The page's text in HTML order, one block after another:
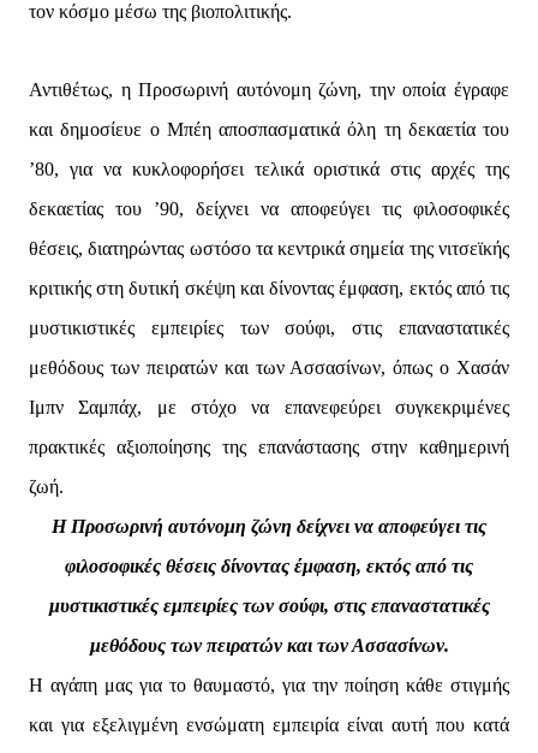
τον κόσμο μέσω της βιοπολιτικής.
Αντιθέτως, η Προσωρινή αυτόνομη ζώνη, την οποία έγραφε
και δημοσίευε ο Μπέη αποσπασματικά όλη τη δεκαετία του
’80, για να κυκλοφορήσει τελικά οριστικά στις αρχές της
δεκαετίας του ’90, δείχνει να αποφεύγει τις φιλοσοφικές
θέσεις, διατηρώντας ωστόσο τα κεντρικά σημεία της νιτσεϊκής
κριτικής στη δυτική σκέψη και δίνοντας έμφαση, εκτός από τις
μυστικιστικές εμπειρίες των σούφι, στις επαναστατικές
μεθόδους των πειρατών και των Ασσασίνων, όπως ο Χασάν
Ιμπν Σαμπάχ, με στόχο να επανεφεύρει συγκεκριμένες
πρακτικές αξιοποίησης της επανάστασης στην καθημερινή
ζωή.
Η Προσωρινή αυτόνομη ζώνη δείχνει να αποφεύγει τις
φιλοσοφικές θέσεις δίνοντας έμφαση, εκτός από τις
μυστικιστικές εμπειρίες των σούφι, στις επαναστατικές
μεθόδους των πειρατών και των Ασσασίνων.
Η αγάπη μας για το θαυμαστό, για την ποίηση κάθε στιγμής
και για εξελιγμένη ενσώματη εμπειρία είναι αυτή που κατά